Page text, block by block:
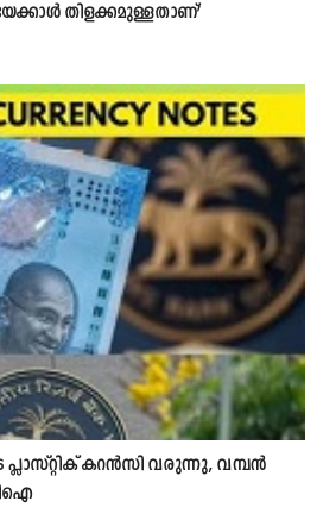
തിളക്കമുള്ളതാണ്’
പ്ലാസ്റ്റിക് കറൻസി വരുന്നു, വമ്പൻ